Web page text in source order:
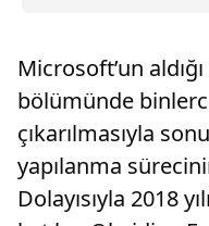
Microsoft’un
bölümünde
çıkarılmasıyla
yapılanma
Dolayısıyla 2018